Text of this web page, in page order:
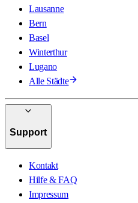
Lausanne
Bern
Basel
Winterthur
Lugano
Alle Städte
Support
Kontakt
Hilfe & FAQ
Impressum